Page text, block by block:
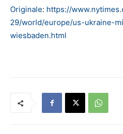
Originale: https://
29/world/europe/us-ukraine-
wiesbaden.html